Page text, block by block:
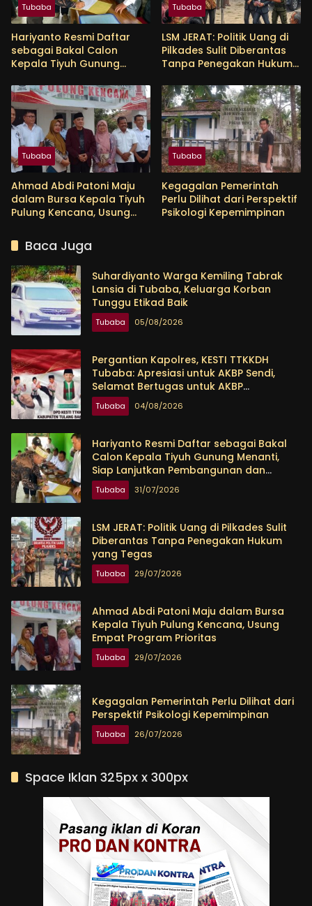
Tubaba
Hariyanto Resmi Daftar
sebagai Bakal Calon
Kepala Tiyuh Gunung
Pembangunan dan
Tingkatkan Kesejahteraan
Warga
Tubaba
LSM JERAT: Politik Uang di
Pilkades Sulit Diberantas
Tanpa Penegakan Hukum
Tubaba
Ahmad Abdi Patoni Maju
dalam Bursa Kepala Tiyuh
Pulung Kencana, Usung
Tubaba
Kegagalan Pemerintah
Perlu Dilihat dari Perspektif
Psikologi Kepemimpinan
Baca Juga
Suhardiyanto Warga Kemiling Tabrak
Lansia di Tubaba, Keluarga Korban
Tunggu Etikad Baik
Tubaba 05/08/2026
Pergantian Kapolres, KESTI TTKKDH
Tubaba: Apresiasi untuk AKBP Sendi,
Selamat Bertugas untuk AKBP
Himmawan
Tubaba 04/08/2026
Hariyanto Resmi Daftar sebagai Bakal
Calon Kepala Tiyuh Gunung Menanti,
Siap Lanjutkan Pembangunan dan
Tingkatkan Kesejahteraan Warga
Tubaba 31/07/2026
LSM JERAT: Politik Uang di Pilkades Sulit
Diberantas Tanpa Penegakan Hukum
yang Tegas
Tubaba 29/07/2026
Ahmad Abdi Patoni Maju dalam Bursa
Kepala Tiyuh Pulung Kencana, Usung
Empat Program Prioritas
Tubaba 29/07/2026
Kegagalan Pemerintah Perlu Dilihat dari
Perspektif Psikologi Kepemimpinan
Tubaba 26/07/2026
Space Iklan 325px x 300px